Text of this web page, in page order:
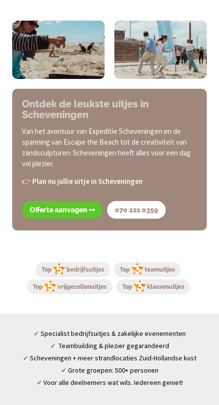
Ontdek de leukste uitjes in
Scheveningen
Van het avontuur van Expeditie Scheveningen en de
spanning van Escape the Beach tot de creativiteit van
zandsculpturen: Scheveningen heeft alles voor een dag
vol plezier.
👉 Plan nu jullie uitje in Scheveningen
Offerte aanvagen 070 221 0359
Top bedrijfsuitjes Top teamuitjes
Top vrijgezellenuitjes Top klassenuitjes
✔ Specialist bedrijfsuitjes & zakelijke evenementen
✔ Teambuilding & plezier gegarandeerd
✔ Scheveningen + meer strandlocaties Zuid-Hollandse kust
✔ Grote groepen: 500+ personen
✔ Voor alle deelnemers wat wils. Iedereen geniet!